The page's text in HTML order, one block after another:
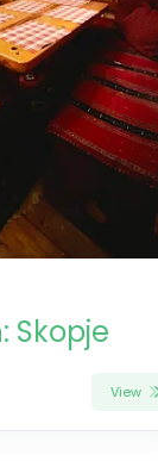
Skopje
View